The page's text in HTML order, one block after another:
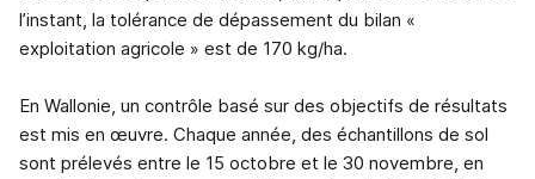
l’instant, la tolérance de dépassement du bilan «
exploitation agricole » est de 170 kg/ha.
En Wallonie, un contrôle basé sur des objectifs de résultats
est mis en œuvre. Chaque année, des échantillons de sol
sont prélevés entre le 15 octobre et le 30 novembre, en